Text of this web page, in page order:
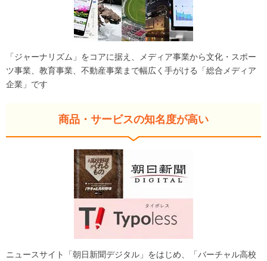
「ジャーナリズム」をコアに据え、メディア事業から文化・スポー
ツ事業、教育事業、不動産事業まで幅広く手がける「総合メディア
企業」です
商品・サービスの知名度が高い
ニュースサイト「朝日新聞デジタル」をはじめ、「バーチャル高校